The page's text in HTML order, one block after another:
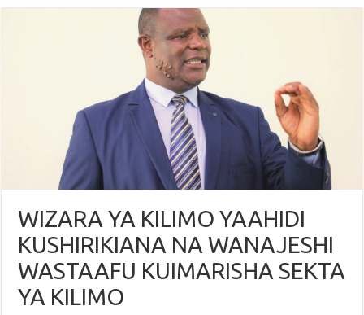
WIZARA YA KILIMO YAAHIDI
KUSHIRIKIANA NA WANAJESHI
WASTAAFU KUIMARISHA SEKTA
YA KILIMO